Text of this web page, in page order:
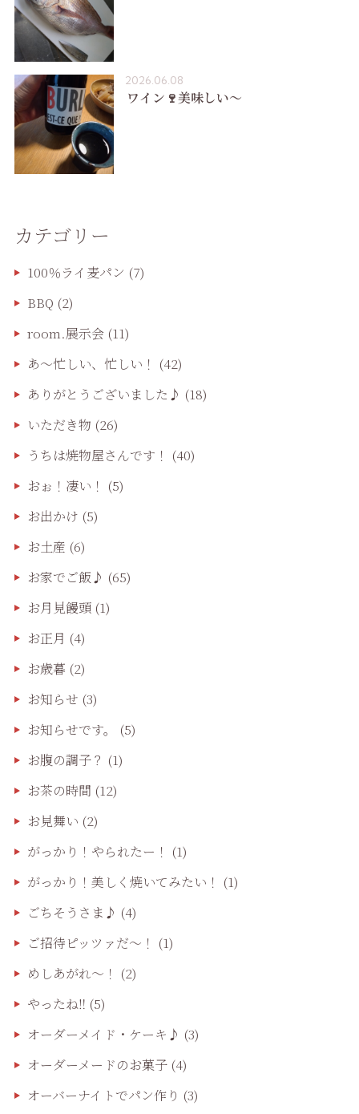
2026.06.08
ワイン🍷美味しい〜
カテゴリー
100％ライ麦パン (7)
BBQ (2)
room.展示会(11)
あ〜忙しい、忙しい！ (42)
ありがとうございました♪ (18)
いただき物 (26)
うちは焼物屋さんです！ (40)
おぉ！凄い！ (5)
お出かけ (5)
お土産 (6)
お家でご飯♪ (65)
お月見饅頭(1)
お正月 (4)
お歳暮 (2)
お知らせ (3)
お知らせです。
(5)
お腹の調子？ (1)
お茶の時間 (12)
お見舞い (2)
がっかり！やられたー！ (1)
がっかり！美しく焼いてみたい！ (1)
ごちそうさま♪ (4)
ご招待ピッツァだ〜！ (1)
めしあがれ～！ (2)
やったね‼️ (5)
オーダーメイド・ケーキ♪ (3)
オーダーメードのお菓子(4)
オーバーナイトでパン作り (3)